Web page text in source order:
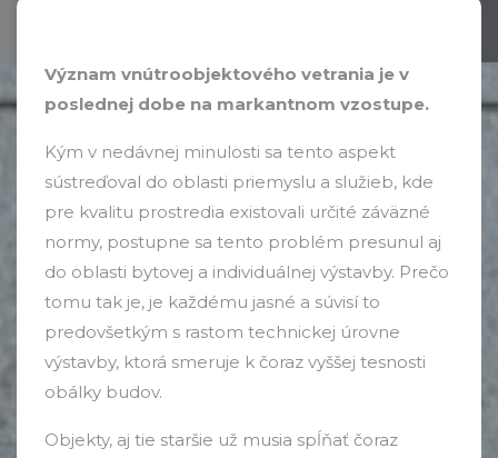
Význam vnútroobjektového vetrania je v
poslednej dobe na markantnom vzostupe.
Kým v nedávnej minulosti sa tento aspekt
sústreďoval do oblasti priemyslu a služieb, kde
pre kvalitu prostredia existovali určité záväzné
normy, postupne sa tento problém presunul aj
do oblasti bytovej a individuálnej výstavby. Prečo
tomu tak je, je každému jasné a súvisí to
predovšetkým s rastom technickej úrovne
výstavby, ktorá smeruje k čoraz vyššej tesnosti
obálky budov.
Objekty, aj tie staršie už musia spĺňať čoraz